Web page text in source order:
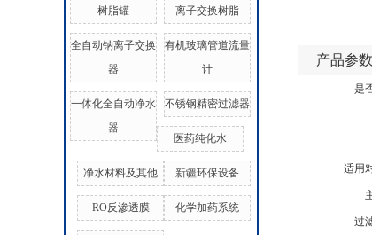
树脂罐 离子交换树脂
全自动钠离子交换
器
有机玻璃管道流量
计
一体化全自动净水
器
不锈钢精密过滤器
医药纯化水
净水材料及其他 新疆环保设备
RO反渗透膜 化学加药系统
产品参数
是
适用
过